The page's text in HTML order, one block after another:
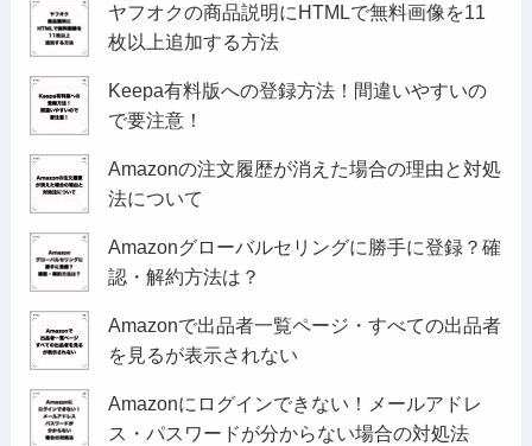
ヤフオクの商品説明にHTMLで無料画像を11
枚以上追加する方法
Keepa有料版への登録方法！間違いやすいの
で要注意！
Amazonの注文履歴が消えた場合の理由と対処
法について
Amazonグローバルセリングに勝手に登録？確
認・解約方法は？
Amazonで出品者一覧ページ・すべての出品者
を見るが表示されない
Amazonにログインできない！メールアドレ
ス・パスワードが分からない場合の対処法